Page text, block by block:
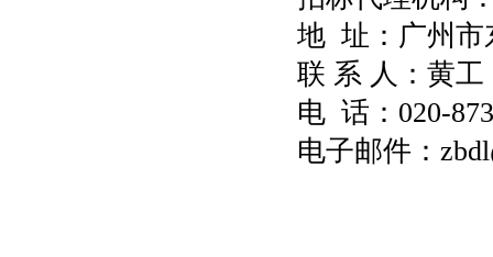
地址：广州市
联 系 人： 黄工
电话：020-
电子邮件：